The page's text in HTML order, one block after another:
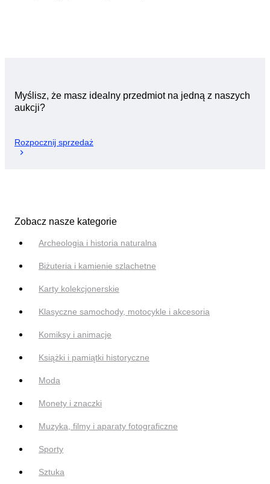
Myślisz, że masz idealny przedmiot na jedną z naszych
aukcji?
Rozpocznij sprzedaż
Zobacz nasze kategorie
Archeologia i historia naturalna
Biżuteria i kamienie szlachetne
Karty kolekcjonerskie
Klasyczne samochody, motocykle i akcesoria
Komiksy i animacje
Książki i pamiątki historyczne
Moda
Monety i znaczki
Muzyka, filmy i aparaty fotograficzne
Sporty
Sztuka